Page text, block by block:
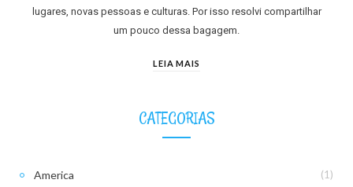
lugares, novas pessoas e culturas. Por isso resolvi compartilhar
um pouco dessa bagagem.
LEIA MAIS
CATEGORIAS
America (1)